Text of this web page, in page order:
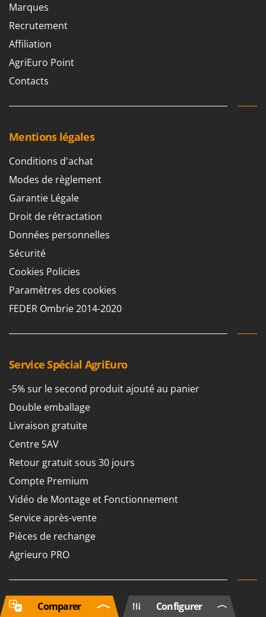
Marques
Recrutement
Affiliation
AgriEuro Point
Contacts
Mentions légales
Conditions d'achat
Modes de règlement
Garantie Légale
Droit de rétractation
Données personnelles
Sécurité
Cookies Policies
Paramètres des cookies
FEDER Ombrie 2014-2020
Service Spécial AgriEuro
-5% sur le second produit ajouté au panier
Double emballage
Livraison gratuite
Centre SAV
Retour gratuit sous 30 jours
Compte Premium
Vidéo de Montage et Fonctionnement
Service après-vente
Pièces de rechange
Agrieuro PRO
Mon compte Configurer
Comparer